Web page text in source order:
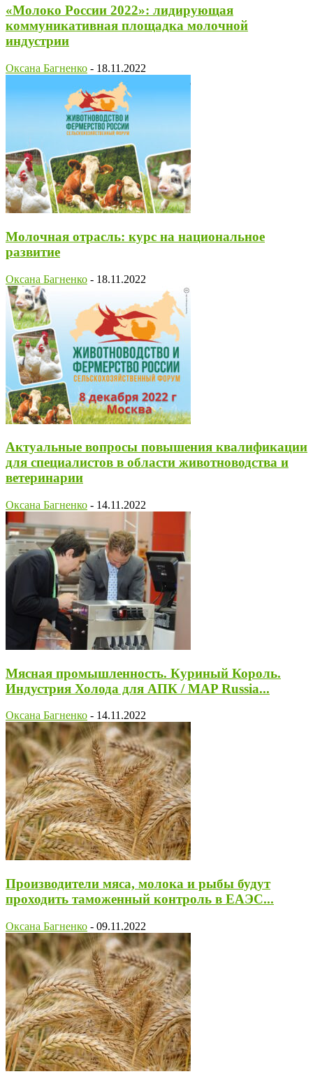
«Молоко России 2022»: лидирующая
коммуникативная площадка молочной
индустрии
Оксана Багненко - 18.11.2022
Молочная отрасль: курс на национальное
развитие
Оксана Багненко - 18.11.2022
Актуальные вопросы повышения квалификации
для специалистов в области животноводства и
ветеринарии
Оксана Багненко - 14.11.2022
Мясная промышленность. Куриный Король.
Индустрия Холода для АПК / MAP Russia...
Оксана Багненко - 14.11.2022
Производители мяса, молока и рыбы будут
проходить таможенный контроль в ЕАЭС...
Оксана Багненко - 09.11.2022